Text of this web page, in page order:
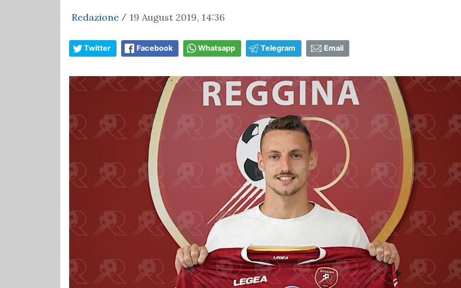
Redazione / 19 August 2019, 14:36
Twitter Facebook Whatsapp Telegram Email